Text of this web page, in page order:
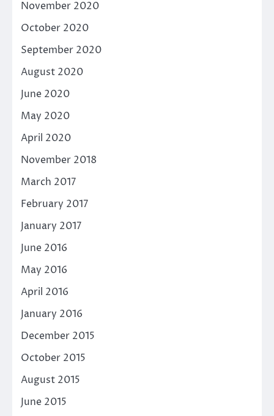
November 2020
October 2020
September 2020
August 2020
June 2020
May 2020
April 2020
November 2018
March 2017
February 2017
January 2017
June 2016
May 2016
April 2016
January 2016
December 2015
October 2015
August 2015
June 2015